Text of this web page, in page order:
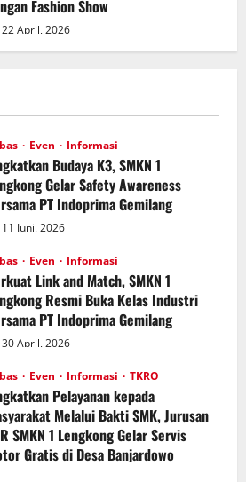
Fashion Show
22 April, 2026
Even Informasi
Budaya K3, SMKN 1
Gelar Safety Awareness
PT Indoprima Gemilang
11 Juni, 2026
Even Informasi
Link and Match, SMKN 1
Resmi Buka Kelas Industri
PT Indoprima Gemilang
30 April, 2026
Even Informasi TKRO
Pelayanan kepada
Melalui Bakti SMK, Jurusan
SMKN 1 Lengkong Gelar Servis
Gratis di Desa Banjardowo